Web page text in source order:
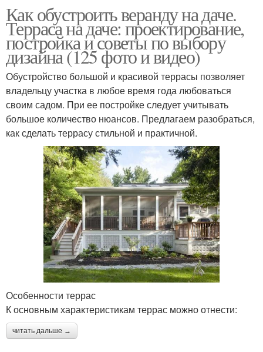
Как обустроить веранду на даче.
Терраса на даче: проектирование,
постройка и советы по выбору
дизайна (125 фото и видео)
Обустройство большой и красивой террасы позволяет
владельцу участка в любое время года любоваться
своим садом. При ее постройке следует учитывать
большое количество нюансов. Предлагаем разобраться,
как сделать террасу стильной и практичной.
Особенности террас
К основным характеристикам террас можно отнести:
читать дальше →